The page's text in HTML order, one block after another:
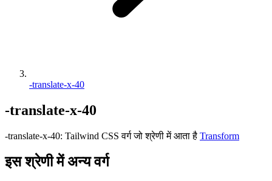
-translate-x-40
-translate-x-40
-translate-x-40: Tailwind CSS वर्ग जो श्रेणी में आता है Transform
इस श्रेणी में अन्य वर्ग